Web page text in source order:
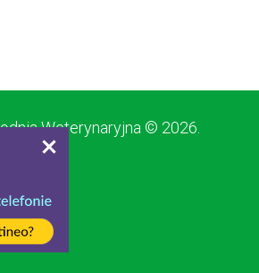
Weterynaryjna © 2026.